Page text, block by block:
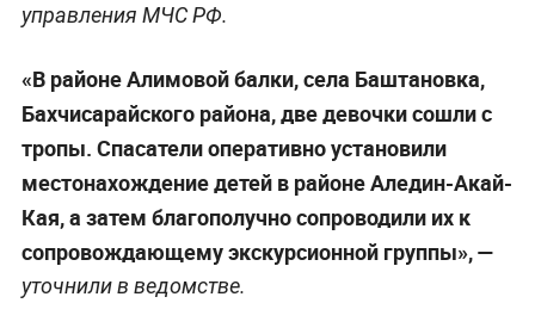
управления МЧС РФ.
«В районе Алимовой балки, села Баштановка,
Бахчисарайского района, две девочки сошли с
тропы. Спасатели оперативно установили
местонахождение детей в районе Аледин-Акай-
Кая, а затем благополучно сопроводили их к
сопровождающему экскурсионной группы», —
уточнили в ведомстве.